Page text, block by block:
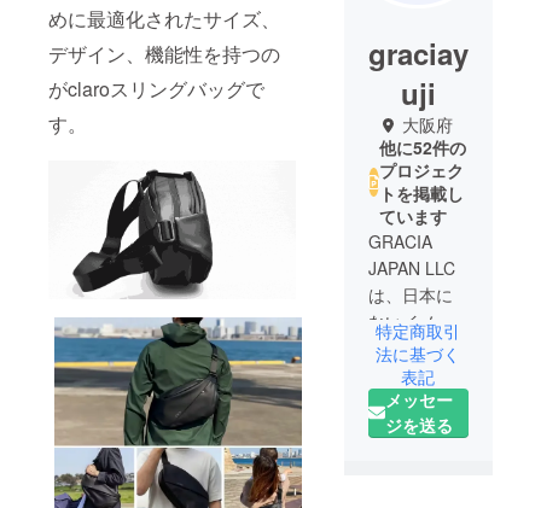
めに最適化されたサイズ、
デザイン、機能性を持つの
がclaroスリングバッグで
す。
graciay
uji
大阪府
他に52件の
プロジェク
トを掲載し
ています
GRACIA
JAPAN LLC
は、日本に
ないイノ
ベーティブ
な商品を海
外から発掘
し、日本に
特定商取引
法に基づく
表記
メッセー
ジを送る